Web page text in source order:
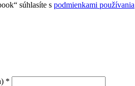
súhlasíte s podmienkami používania
*